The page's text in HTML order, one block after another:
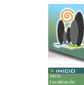
Inicio
Localización